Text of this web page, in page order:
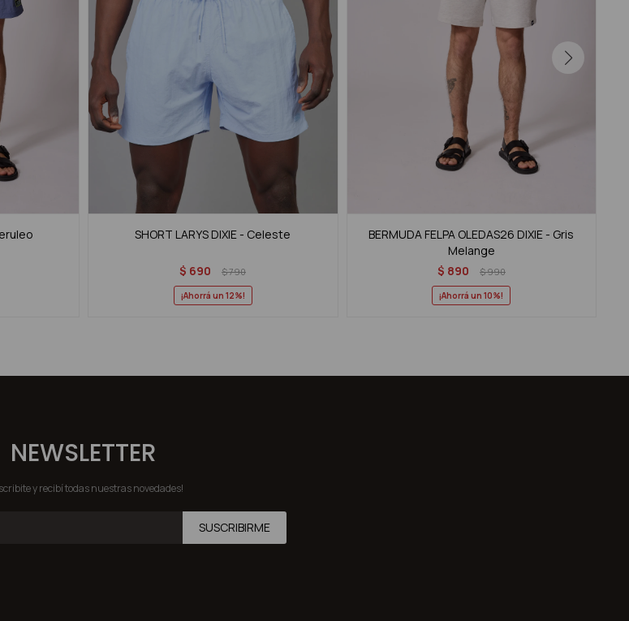
SHORT LARYS DIXIE - Celeste
$ 690 $790
12
BERMUDA FELPA OLEDAS26 DIXIE - Gris
Melange
$ 890 $990
10
NEWSLETTER
y recibí todas nuestras novedades!
SUSCRIBIRME